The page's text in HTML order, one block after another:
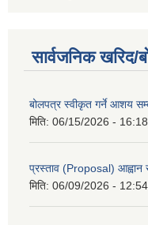
सार्वजनिक खरिद/
बोलपत्र स्वीकृत गर्ने आशय
मिति: 06/15/2026 - 16:18
प्रस्ताव (Proposal) आह्वान
मिति: 06/09/2026 - 12:54